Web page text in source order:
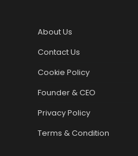
About Us
Contact Us
Cookie Policy
Founder & CEO
Privacy Policy
Terms & Condition